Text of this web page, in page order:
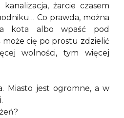
żarcie czasem
Co prawda, można
kota albo wpaść pod
cię po prostu zdzielić
wolności, tym więcej
Miasto jest ogromne, a w